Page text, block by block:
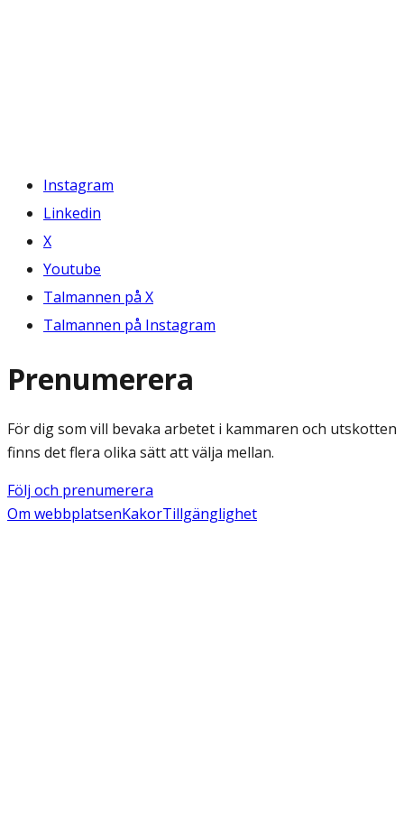
Instagram
Linkedin
X
Youtube
Talmannen på X
Talmannen på Instagram
Prenumerera
För dig som vill bevaka arbetet i kammaren och utskotten
finns det flera olika sätt att välja mellan.
Följ och prenumerera
Om webbplatsenKakorTillgänglighet